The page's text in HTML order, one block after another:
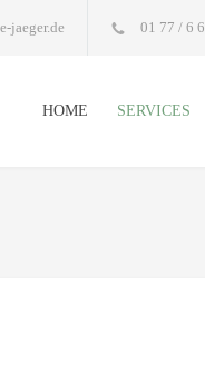
jaeger.de 01 77 / 6
HOME SERVICES